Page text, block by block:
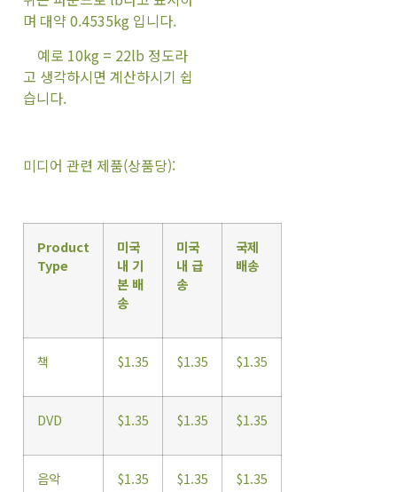
며 대약 0.4535kg 입니다.
예로 10kg = 22lb 정도라
고 생각하시면 계산하시기 쉽
습니다.
미디어 관련 제품(상품당):
Product
Type
미국
내 기
본 배
송
미국
내 급
송
국제
배송
책 $1.35 $1.35 $1.35
DVD $1.35 $1.35 $1.35
음악 $1.35 $1.35 $1.35